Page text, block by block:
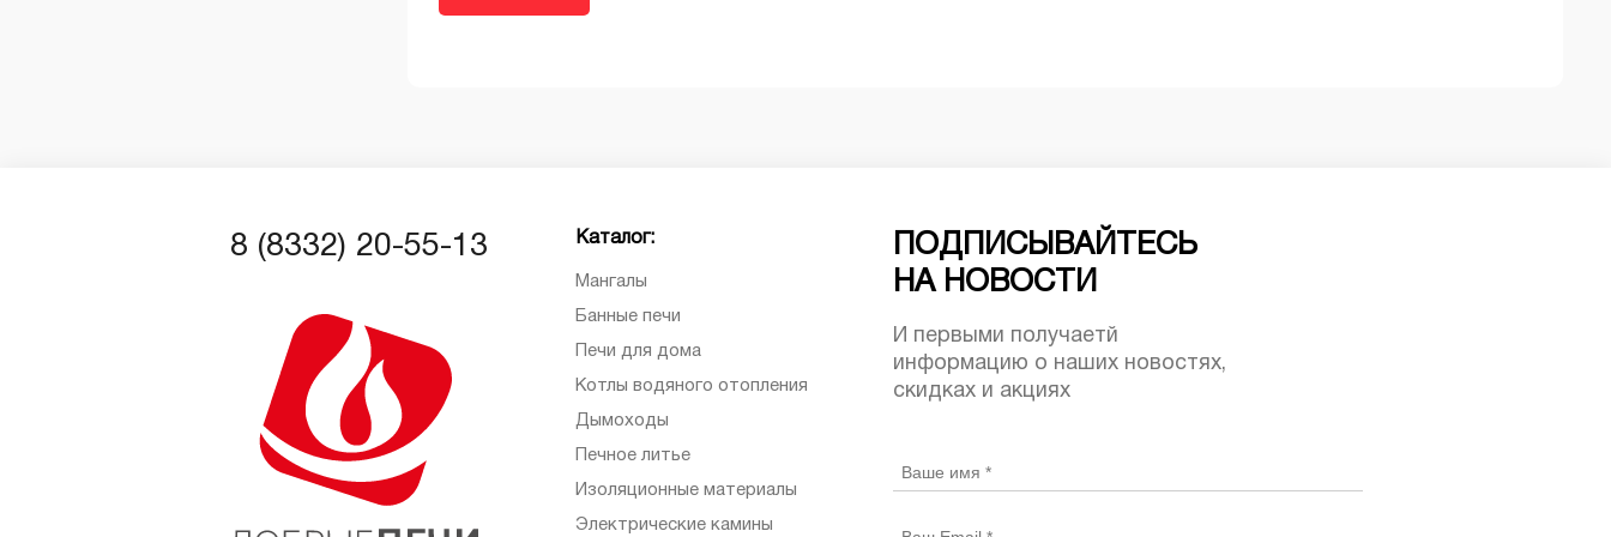
8 (8332) 20-55-13 Каталог:
Мангалы
Банные печи
Печи для дома
Котлы водяного отопления
Дымоходы
Печное литье
Изоляционные материалы
Электрические камины
ПОДПИСЫВАЙТЕСЬ
НА НОВОСТИ
И первыми получаетй
информацию о наших новостях,
скидках и акциях